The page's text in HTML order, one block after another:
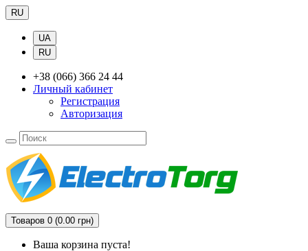
RU
UA
RU
+38 (066) 366 24 44
Личный кабинет
Регистрация
Авторизация
Товаров 0 (0.00 грн)
Ваша корзина пуста!